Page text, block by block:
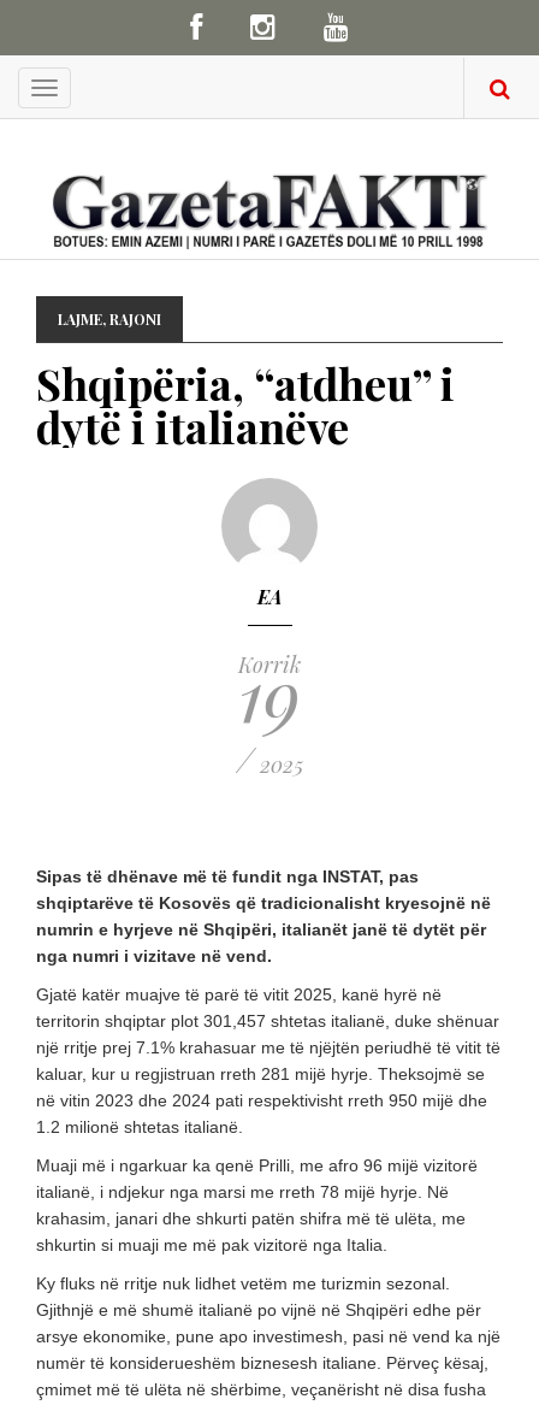
Menu
LAJME,RAJONI
Shqipëria, “atdheu” i
dytë i italianëve
EA
Korrik
19
/ 2025
Sipas të dhënave më të fundit nga INSTAT, pas
shqiptarëve të Kosovës që tradicionalisht kryesojnë në
numrin e hyrjeve në Shqipëri, italianët janë të dytët për
nga numri i vizitave në vend.
Gjatë katër muajve të parë të vitit 2025, kanë hyrë në
territorin shqiptar plot 301,457 shtetas italianë, duke shënuar
një rritje prej 7.1% krahasuar me të njëjtën periudhë të vitit të
kaluar, kur u regjistruan rreth 281 mijë hyrje. Theksojmë se
në vitin 2023 dhe 2024 pati respektivisht rreth 950 mijë dhe
1.2 milionë shtetas italianë.
Muaji më i ngarkuar ka qenë Prilli, me afro 96 mijë vizitorë
italianë, i ndjekur nga marsi me rreth 78 mijë hyrje. Në
krahasim, janari dhe shkurti patën shifra më të ulëta, me
shkurtin si muaji me më pak vizitorë nga Italia.
Ky fluks në rritje nuk lidhet vetëm me turizmin sezonal.
Gjithnjë e më shumë italianë po vijnë në Shqipëri edhe për
arsye ekonomike, pune apo investimesh, pasi në vend ka një
numër të konsiderueshëm biznesesh italiane. Përveç kësaj,
çmimet më të ulëta në shërbime, veçanërisht në disa fusha